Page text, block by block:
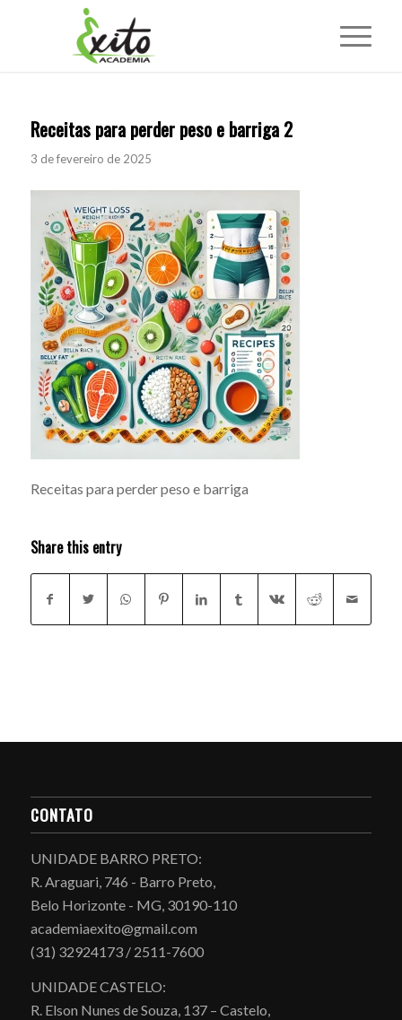
Receitas para perder peso e barriga 2
3 de fevereiro de 2025
Receitas para perder peso e barriga
Share this entry
CONTATO
UNIDADE BARRO PRETO:
R. Araguari, 746 - Barro Preto,
Belo Horizonte - MG, 30190-110
academiaexito@gmail.com
(31) 32924173 / 2511-7600
UNIDADE CASTELO:
R. Elson Nunes de Souza, 137 – Castelo,